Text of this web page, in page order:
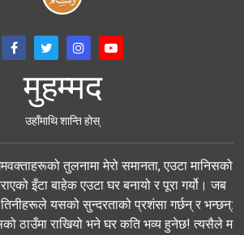
मुहम्मद
उहाँमाथि शान्ति होस्
तुलनामा मेरो समानता, एउटा मानिसको
इँटा बाहेक एउटा घर बनायो र पूरा गर्यो। जब
यसको सुन्दरताको प्रशंसा गर्छन् र भन्छन्:
ठाउँमा राखियो भने घर कति भव्य हुनेछ! त्यसैले म